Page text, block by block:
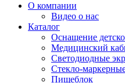
О компании
Видео о нас
Каталог
Оснащение
Медицинский
Светодиодные
Стекло-
Пищеблок